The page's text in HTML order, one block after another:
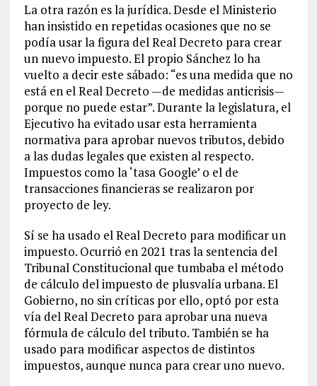
La otra razón es la jurídica. Desde el Ministerio
han insistido en repetidas ocasiones que no se
podía usar la figura del Real Decreto para crear
un nuevo impuesto. El propio Sánchez lo ha
vuelto a decir este sábado: “es una medida que no
está en el Real Decreto —de medidas anticrisis—
porque no puede estar”. Durante la legislatura, el
Ejecutivo ha evitado usar esta herramienta
normativa para aprobar nuevos tributos, debido
a las dudas legales que existen al respecto.
Impuestos como la ‘tasa Google’ o el de
transacciones financieras se realizaron por
proyecto de ley.
Sí se ha usado el Real Decreto para modificar un
impuesto. Ocurrió en 2021 tras la sentencia del
Tribunal Constitucional que tumbaba el método
de cálculo del impuesto de plusvalía urbana. El
Gobierno, no sin críticas por ello, optó por esta
vía del Real Decreto para aprobar una nueva
fórmula de cálculo del tributo. También se ha
usado para modificar aspectos de distintos
impuestos, aunque nunca para crear uno nuevo.